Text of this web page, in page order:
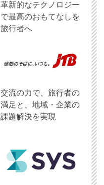
革新的なテクノロジー
で最高のおもてなしを
旅行者へ
交流の力で、旅行者の
満足と、地域・企業の
課題解決を実現